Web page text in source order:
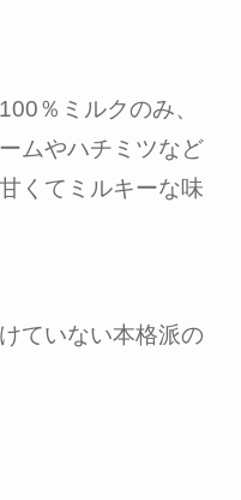
％ミルクのみ、
ムやハチミツなど
くてミルキーな味
ていない本格派の